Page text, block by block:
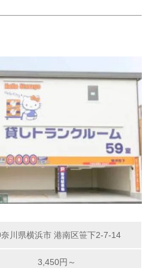
川県横浜市 港南区笹下2-7-14
3,450円～